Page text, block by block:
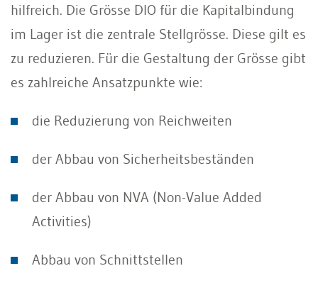
hilfreich. Die Grösse DIO für die Kapitalbindung
im Lager ist die zentrale Stellgrösse. Diese gilt es
zu reduzieren. Für die Gestaltung der Grösse gibt
es zahlreiche Ansatzpunkte wie:
die Reduzierung von Reichweiten
der Abbau von Sicherheitsbeständen
der Abbau von NVA (Non-Value Added
Activities)
Abbau von Schnittstellen